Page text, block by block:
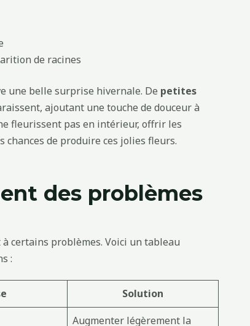
de racines
une belle surprise hivernale. De petites
ajoutant une touche de douceur à
fleurissent pas en intérieur, offrir les
de produire ces jolies fleurs.
des problèmes
certains problèmes. Voici un tableau
:
Solution
Augmenter légèrement la